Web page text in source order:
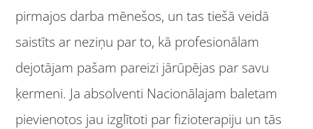
pirmajos darba mēnešos, un tas tiešā veidā
saistīts ar neziņu par to, kā profesionālam
dejotājam pašam pareizi jārūpējas par savu
ķermeni. Ja absolventi Nacionālajam baletam
pievienotos jau izglītoti par fizioterapiju un tās